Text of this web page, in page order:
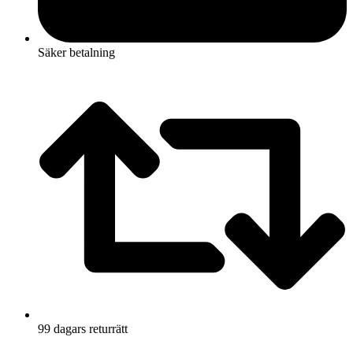
Säker betalning
99 dagars returrätt